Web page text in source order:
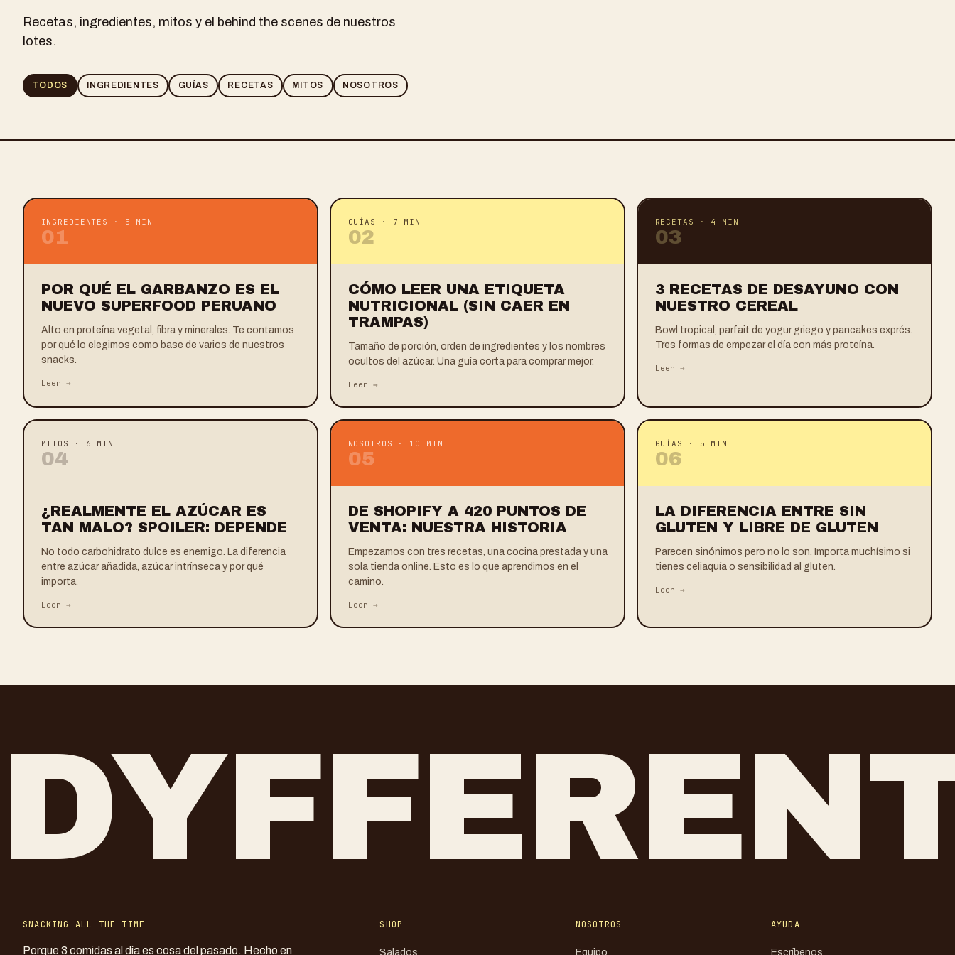
Recetas, ingredientes, mitos y el behind the scenes de nuestros
lotes.
TODOS INGREDIENTES GUÍAS RECETAS MITOS NOSOTROS
INGREDIENTES · 5 MIN
01
POR QUÉ EL GARBANZO ES EL
NUEVO SUPERFOOD PERUANO
Alto en proteína vegetal, fibra y minerales. Te contamos
por qué lo elegimos como base de varios de nuestros
snacks.
Leer →
GUÍAS · 7 MIN
02
CÓMO LEER UNA ETIQUETA
NUTRICIONAL (SIN CAER EN
TRAMPAS)
Tamaño de porción, orden de ingredientes y los nombres
ocultos del azúcar. Una guía corta para comprar mejor.
Leer →
RECETAS · 4 MIN
03
3 RECETAS DE DESAYUNO CON
NUESTRO CEREAL
Bowl tropical, parfait de yogur griego y pancakes exprés.
Tres formas de empezar el día con más proteína.
Leer →
MITOS · 6 MIN
04
¿REALMENTE EL AZÚCAR ES
TAN MALO? SPOILER: DEPENDE
No todo carbohidrato dulce es enemigo. La diferencia
entre azúcar añadida, azúcar intrínseca y por qué
importa.
Leer →
NOSOTROS · 10 MIN
05
DE SHOPIFY A 420 PUNTOS DE
VENTA: NUESTRA HISTORIA
Empezamos con tres recetas, una cocina prestada y una
sola tienda online. Esto es lo que aprendimos en el
camino.
Leer →
GUÍAS · 5 MIN
06
LA DIFERENCIA ENTRE SIN
GLUTEN Y LIBRE DE GLUTEN
Parecen sinónimos pero no lo son. Importa muchísimo si
tienes celiaquía o sensibilidad al gluten.
Leer →
SNACKING ALL THE TIME
Porque 3 comidas al día es cosa del pasado. Hecho en
SHOP
Salados
NOSOTROS
Equipo
AYUDA
Escríbenos